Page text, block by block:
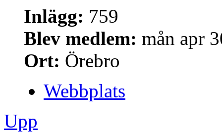
Inlägg: 759
Blev medlem: mån apr
Ort: Örebro
Webbplats
Upp